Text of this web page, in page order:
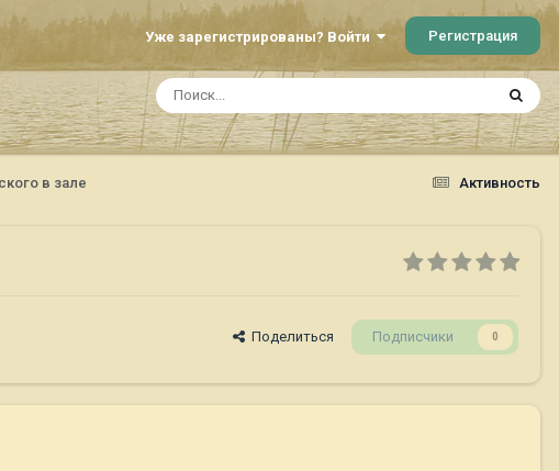
Уже зарегистрированы? Войти Регистрация
Активность
в зале
Поделиться Подписчики 0